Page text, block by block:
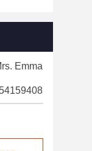
Emma